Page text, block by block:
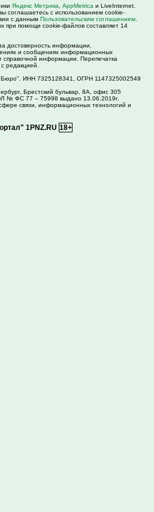
Яндекс Метрика AppMetrica и LiveInternet.
соглашаетесь с использованием cookie-
с данным Пользовательским соглашением
при помощи cookie-файлов составляет 14
достоверность информации,
и сообщениях информационных
справочной информации. Перепечатка
редакцией.
ИНН 7325128341, ОГРН 1147325002549
Брестский бульвар, 8А, офис 305
№ ФС 77 – 75998 выдано 13.06.2019г.
связи, информационных технологий и
1PNZ.RU 18+